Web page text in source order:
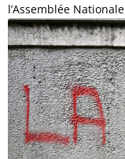
l’Assemblée Nationale